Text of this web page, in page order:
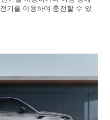
기를 이용하여 충전할 수 있